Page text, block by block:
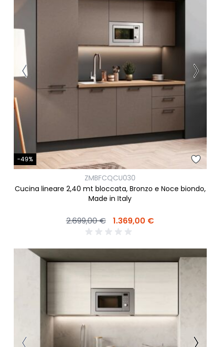
-49%
ZMBFCQCU030
Cucina lineare 2,40 mt bloccata, Bronzo e Noce biondo,
Made in Italy
2.699,00 € 1.369,00 €